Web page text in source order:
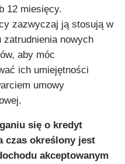
12 miesięcy.
zazwyczaj ją stosują w
zatrudnienia nowych
aby móc
ich umiejętności
umowy
się o kredyt
czas określony jest
akceptowanym